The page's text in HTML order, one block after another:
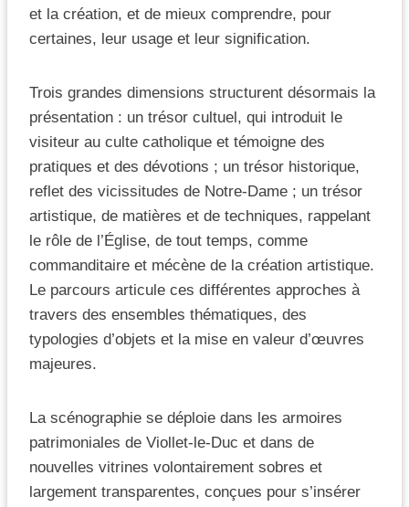
et la création, et de mieux comprendre, pour
certaines, leur usage et leur signification.
Trois grandes dimensions structurent désormais la
présentation : un trésor cultuel, qui introduit le
visiteur au culte catholique et témoigne des
pratiques et des dévotions ; un trésor historique,
reflet des vicissitudes de Notre-Dame ; un trésor
artistique, de matières et de techniques, rappelant
le rôle de l’Église, de tout temps, comme
commanditaire et mécène de la création artistique.
Le parcours articule ces différentes approches à
travers des ensembles thématiques, des
typologies d’objets et la mise en valeur d’œuvres
majeures.
La scénographie se déploie dans les armoires
patrimoniales de Viollet-le-Duc et dans de
nouvelles vitrines volontairement sobres et
largement transparentes, conçues pour s’insérer